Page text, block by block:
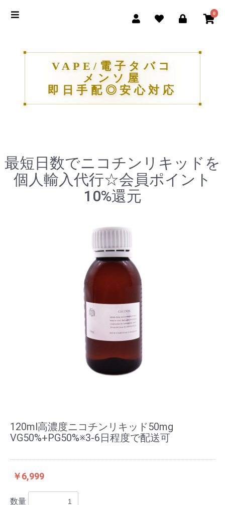
0
VAPE/電子タバコ
メンソ屋
即日手配◎安心対応
最短日数でニコチンリキッドを
個人輸入代行☆会員ポイント
10%還元
120ml高濃度ニコチンリキッド50mg
VG50%+PG50%※3-6日程度で配送可
￥6,999
数量